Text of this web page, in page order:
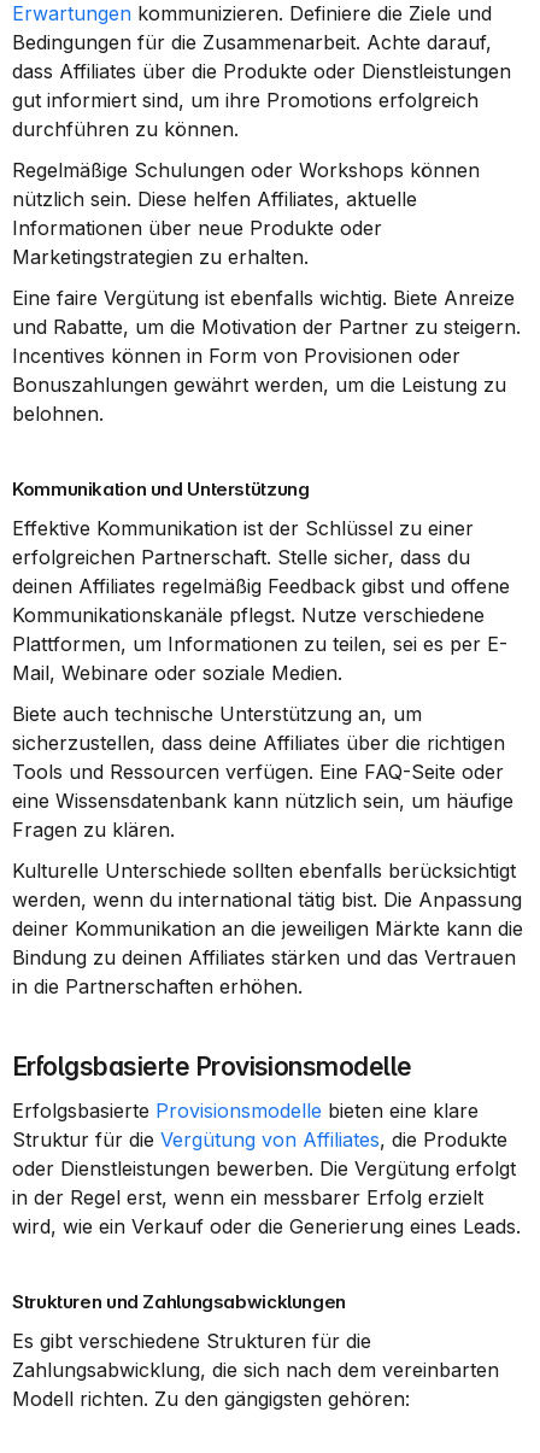
Erwartungen kommunizieren. Definiere die Ziele und
Bedingungen für die Zusammenarbeit. Achte darauf,
dass Affiliates über die Produkte oder Dienstleistungen
gut informiert sind, um ihre Promotions erfolgreich
durchführen zu können.
Regelmäßige Schulungen oder Workshops können
nützlich sein. Diese helfen Affiliates, aktuelle
Informationen über neue Produkte oder
Marketingstrategien zu erhalten.
Eine faire Vergütung ist ebenfalls wichtig. Biete Anreize
und Rabatte, um die Motivation der Partner zu steigern.
Incentives können in Form von Provisionen oder
Bonuszahlungen gewährt werden, um die Leistung zu
belohnen.
Kommunikation und Unterstützung
Effektive Kommunikation ist der Schlüssel zu einer
erfolgreichen Partnerschaft. Stelle sicher, dass du
deinen Affiliates regelmäßig Feedback gibst und offene
Kommunikationskanäle pflegst. Nutze verschiedene
Plattformen, um Informationen zu teilen, sei es per E-
Mail, Webinare oder soziale Medien.
Biete auch technische Unterstützung an, um
sicherzustellen, dass deine Affiliates über die richtigen
Tools und Ressourcen verfügen. Eine FAQ-Seite oder
eine Wissensdatenbank kann nützlich sein, um häufige
Fragen zu klären.
Kulturelle Unterschiede sollten ebenfalls berücksichtigt
werden, wenn du international tätig bist. Die Anpassung
deiner Kommunikation an die jeweiligen Märkte kann die
Bindung zu deinen Affiliates stärken und das Vertrauen
in die Partnerschaften erhöhen.
Erfolgsbasierte Provisionsmodelle
Erfolgsbasierte Provisionsmodelle bieten eine klare
Struktur für die Vergütung von Affiliates, die Produkte
oder Dienstleistungen bewerben. Die Vergütung erfolgt
in der Regel erst, wenn ein messbarer Erfolg erzielt
wird, wie ein Verkauf oder die Generierung eines Leads.
Strukturen und Zahlungsabwicklungen
Es gibt verschiedene Strukturen für die
Zahlungsabwicklung, die sich nach dem vereinbarten
Modell richten. Zu den gängigsten gehören: